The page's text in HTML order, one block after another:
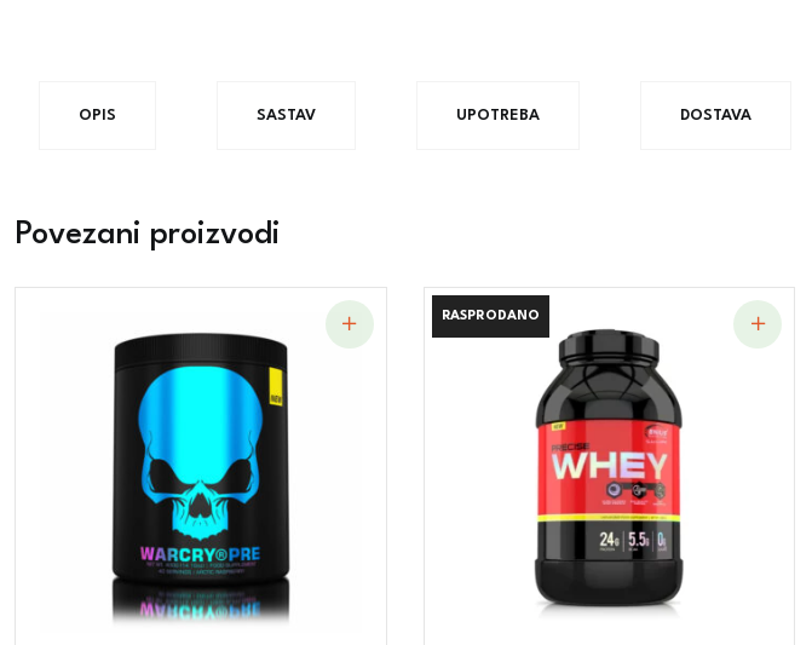
OPIS SASTAV UPOTREBA DOSTAVA
Povezani proizvodi
RASPRODANO
RASPRODANO